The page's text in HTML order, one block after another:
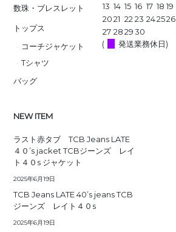
数珠・ブレスレット
トップス
コーチジャケット
Tシャツ
バッグ
13 14 15 16 17 18 19
20 21 22 23 242526
27 28 29 30
(
発送業務休日)
NEW ITEM
ラスト赤タブ TCB Jeans LATE
４０’s jacket TCBジーンズ レイ
ト４０s ジャケット
2025年6月19日
TCB Jeans LATE 40’s jeans TCB
ジーンズ レイト４０s
2025年6月19日